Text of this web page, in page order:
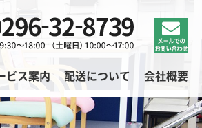
ビス案内 配送について 会社概要